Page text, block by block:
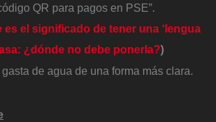
QR para pagos en PSE”.
es el significado de tener una ‘lengua
¿dónde no debe ponerla?)
de agua de una forma más clara.